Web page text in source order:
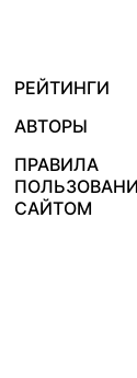
РЕЙТИНГИ
АВТОРЫ
ПРАВИЛА
САЙТОМ